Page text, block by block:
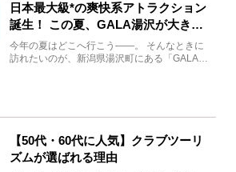
日本最大級*の爽快系アトラクション
誕生！ この夏、GALA湯沢が大きく
生まれ変わる
今年の夏はどこへ行こう――。 そんなときに
訪れたいのが、新潟県湯沢町にある「GALA湯
【50代・60代に人気】クラブツーリ
ズムが選ばれる理由